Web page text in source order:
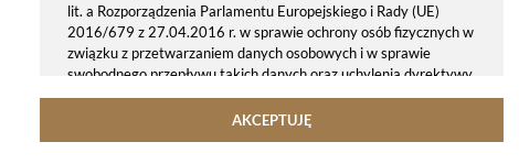
lit. a Rozporządzenia Parlamentu Europejskiego i Rady (UE)
2016/679 z 27.04.2016 r. w sprawie ochrony osób fizycznych w
związku z przetwarzaniem danych osobowych i w sprawie
swobodnego przepływu takich danych oraz uchylenia dyrektywy
95/46/WE (ogólne rozporządzenie o ochronie danych, tj. RODO).
Twoje dane osobowe możemy udostępniać hostingodawcy. Takie
AKCEPTUJĘ